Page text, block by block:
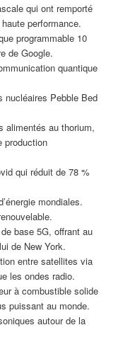
qui ont remporté
performance.
programmable 10
de Google.
quantique
Pebble Bed
alimentés au thorium,
production
qui réduit de 78 %
mondiales.
base 5G, offrant au
de New York.
entre satellites via
les ondes radio.
à combustible solide
puissant au monde.
autour de la